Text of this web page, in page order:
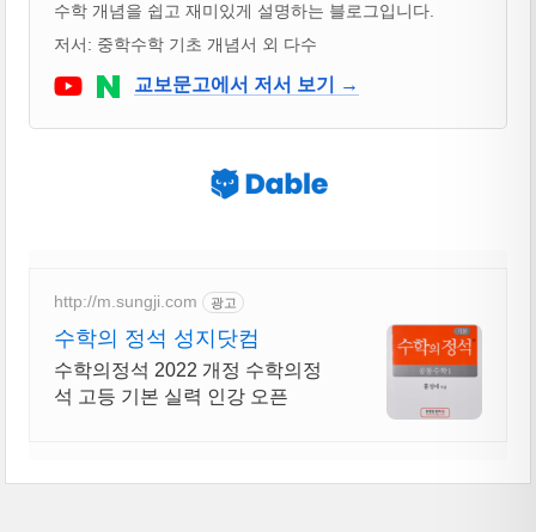
수학 개념을 쉽고 재미있게 설명하는 블로그입니다.
저서: 중학수학 기초 개념서 외 다수
Youtube네이버 블로그
교보문고에서 저서 보기 →
http://m.sungji.com 광고
수학의 정석 성지닷컴
수학의정석 2022 개정 수학의정
석 고등 기본 실력 인강 오픈